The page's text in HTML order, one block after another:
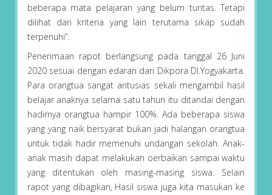
beberapa mata pelajaran yang belum tuntas. Tetapi
dilihat dari kriteria yang lain terutama sikap sudah
terpenuhi”.
Penerimaan rapot berlangsung pada tanggal 26 Juni
2020 sesuai dengan edaran dari Dikpora DI.Yogyakarta.
Para orangtua sangat antusias sekali mengambil hasil
belajar anaknya selama satu tahun itu ditandai dengan
hadirnya orangtua hampir 100%. Ada beberapa siswa
yang yang naik bersyarat bukan jadi halangan orangtua
untuk tidak hadir memenuhi undangan sekolah. Anak-
anak masih dapat melakukan oerbaikan sampai waktu
yang ditentukan oleh masing-masing siswa. Selain
rapot yang dibagikan, Hasil siswa juga kita masukan ke